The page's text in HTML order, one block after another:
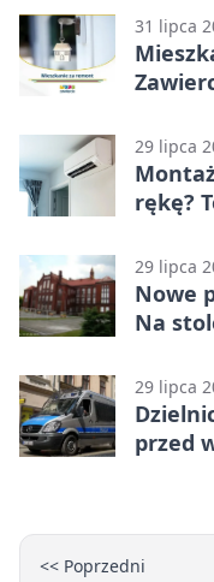
31 lipca
29 lipca
rękę?
29 lipca
Nowe
Na
29 lipca
przed
<< Poprzedni